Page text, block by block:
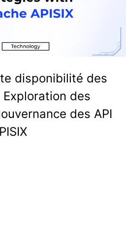
disponibilité des
des
des API